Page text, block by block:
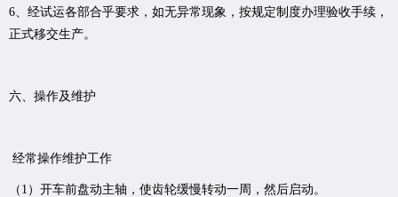
6、经试运各部合乎要求，如无异常现象，按规定制度办理验收手续，
正式移交生产。
六、 操作及维护
经常操作维护工作
（1）开车前盘动主轴，使齿轮缓慢转动一周，然后启动。